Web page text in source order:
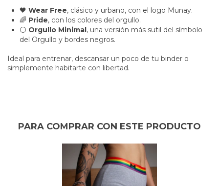
🖤 Wear Free, clásico y urbano, con el logo Munay.
🌈 Pride, con los colores del orgullo.
⚪ Orgullo Minimal, una versión más sutil del símbolo
del Orgullo y bordes negros.
Ideal para entrenar, descansar un poco de tu binder o
simplemente habitarte con libertad.
PARA COMPRAR CON ESTE PRODUCTO